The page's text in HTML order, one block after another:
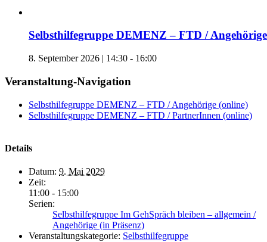
Selbsthilfegruppe DEMENZ – FTD /
8. September 2026 | 14:30 - 16:00
Veranstaltung-Navigation
Selbsthilfegruppe DEMENZ – FTD / Angehörige (online)
Selbsthilfegruppe DEMENZ – FTD / PartnerInnen (online)
Details
Datum: 9. Mai 2029
Zeit:
11:00 - 15:00
Serien:
Selbsthilfegruppe Im GehSpräch bleiben – allgemein /
Angehörige (in Präsenz)
Veranstaltungskategorie: Selbsthilfegruppe